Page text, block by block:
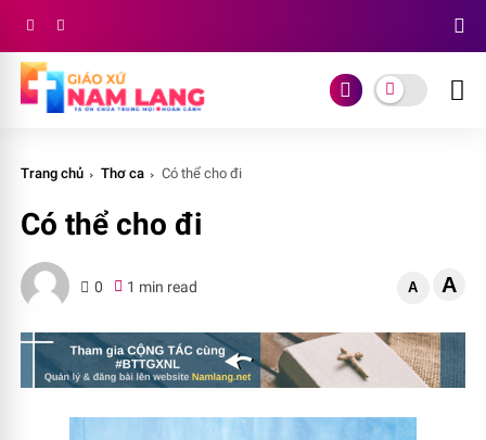
Trang chủ Thơ ca Có thể cho đi
Có thể cho đi
0 1 min read A A